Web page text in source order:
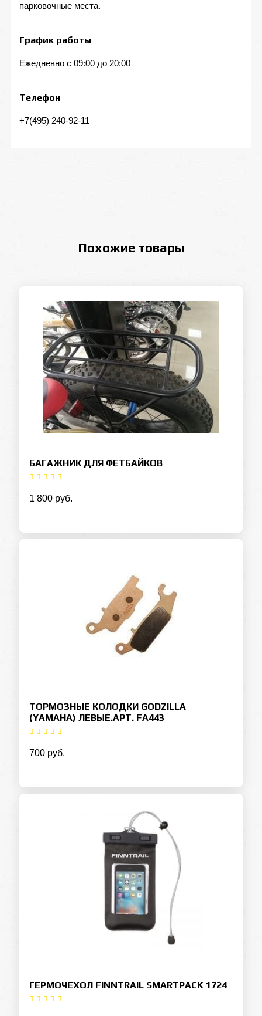
парковочные места.
График работы
Ежедневно с 09:00 до 20:00
Телефон
+7(495) 240-92-11
Похожие товары
БАГАЖНИК ДЛЯ ФЕТБАЙКОВ
1 800 руб.
ТОРМОЗНЫЕ КОЛОДКИ GODZILLA
(YAMAHA) ЛЕВЫЕ.АРТ. FA443
700 руб.
ГЕРМОЧЕХОЛ FINNTRAIL SMARTPACK 1724